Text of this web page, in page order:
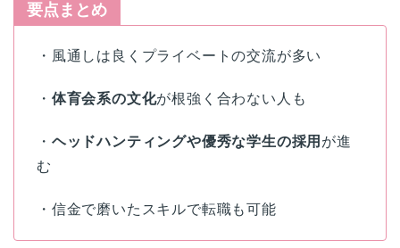
要点まとめ
・風通しは良くプライベートの交流が多い
・ 体育会系の文化が根強く合わない人も
・ ヘッドハンティングや優秀な学生の採用 が進
む
・信金で磨いたスキルで転職も可能